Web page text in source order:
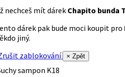
nechceš mít dárek Chapito bunda
dárek pak bude moci koupit pro
jiný.
zablokování
× Zpět